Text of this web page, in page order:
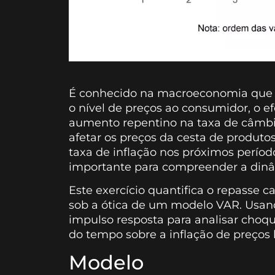
É conhecido na macroeconomia
o nível de preços ao consumidor, o
aumento repentino na taxa de
afetar os preços da cesta de
taxa de inflação nos próximos
importante para compreender a
Este exercício quantifica o repasse
sob a ótica de um modelo VAR.
impulso resposta para analisar
do tempo sobre a inflação de preços
Modelo